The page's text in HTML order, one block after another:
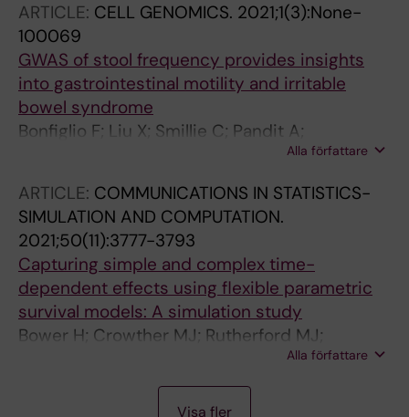
ARTICLE: CELL GENOMICS. 2021;1(3):None-
100069
GWAS of stool frequency provides insights
into gastrointestinal motility and irritable
bowel syndrome
Bonfiglio F; Liu X; Smillie C; Pandit A;
Kurilshikov A; Bacigalupe R; Zheng T; Nim H;
Agreus L; Walter S; Abecasis G; Eijsbouts C;
Jostins L; Parkes M; Hughes DA; Timpson N;
Raes J; Franke A; Kennedy NA; Regev A;
Zhernakova A; Simren M; Camilleri M; D'Amato
M
Alla författare
ARTICLE: COMMUNICATIONS IN STATISTICS-
SIMULATION AND COMPUTATION.
2021;50(11):3777-3793
Capturing simple and complex time-
dependent effects using flexible parametric
survival models: A simulation study
Bower H; Crowther MJ; Rutherford MJ;
Andersson TM-L; Clements M; Liu X-R;
Dickman PW; Lambert PC
Alla författare
Visa fler